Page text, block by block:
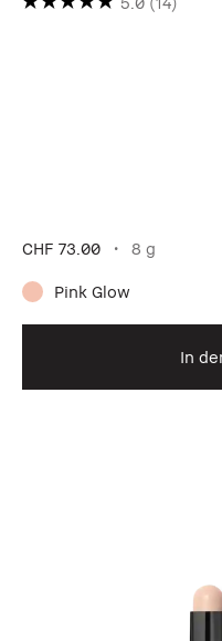
CHF 73.00 8 g
Pink Glow
In